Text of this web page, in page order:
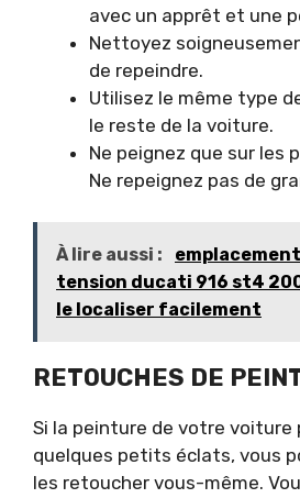
avec un apprêt et une
Nettoyez
de repeindre.
Utilisez le même type
le reste de la voiture.
Ne peignez que sur les
Ne repeignez pas de
À lire aussi :
tension ducati 916 st4
le localiser facilement
RETOUCHES DE
Si la peinture de votre voiture
quelques petits éclats, vous
les retoucher vous-même.